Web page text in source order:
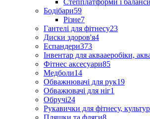
Степплатформи і
Бодібари59
Різне7
Гантелі для фітнесу23
Диски здоров'я4
Еспандери373
Інвентар для аквааеробіки,
Фітнес аксесуари85
Медболи14
Обважнювачі для рук19
Обважювачі для ніг1
Обручі24
Рукавички для фітнесу,
Пляшки та фляги8